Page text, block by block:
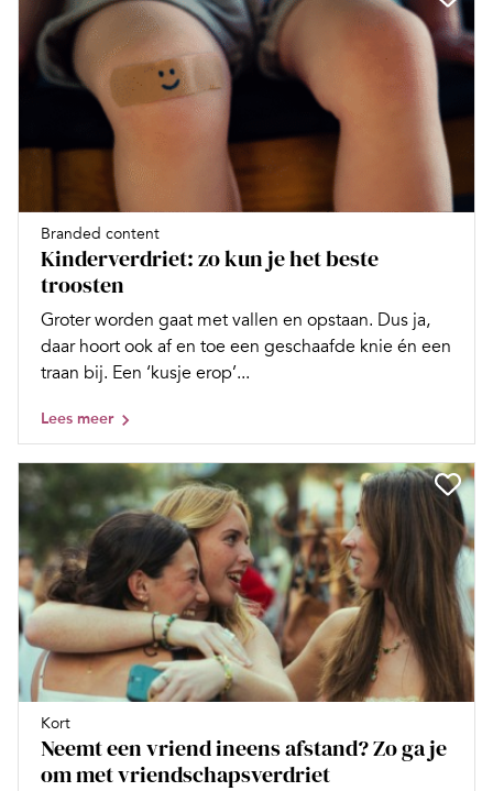
Branded content
Kinderverdriet: zo kun je het beste
troosten
Groter worden gaat met vallen en opstaan. Dus ja,
daar hoort ook af en toe een geschaafde knie én een
traan bij. Een ‘kusje erop’...
Lees meer
Kort
Neemt een vriend ineens afstand? Zo ga je
om met vriendschapsverdriet